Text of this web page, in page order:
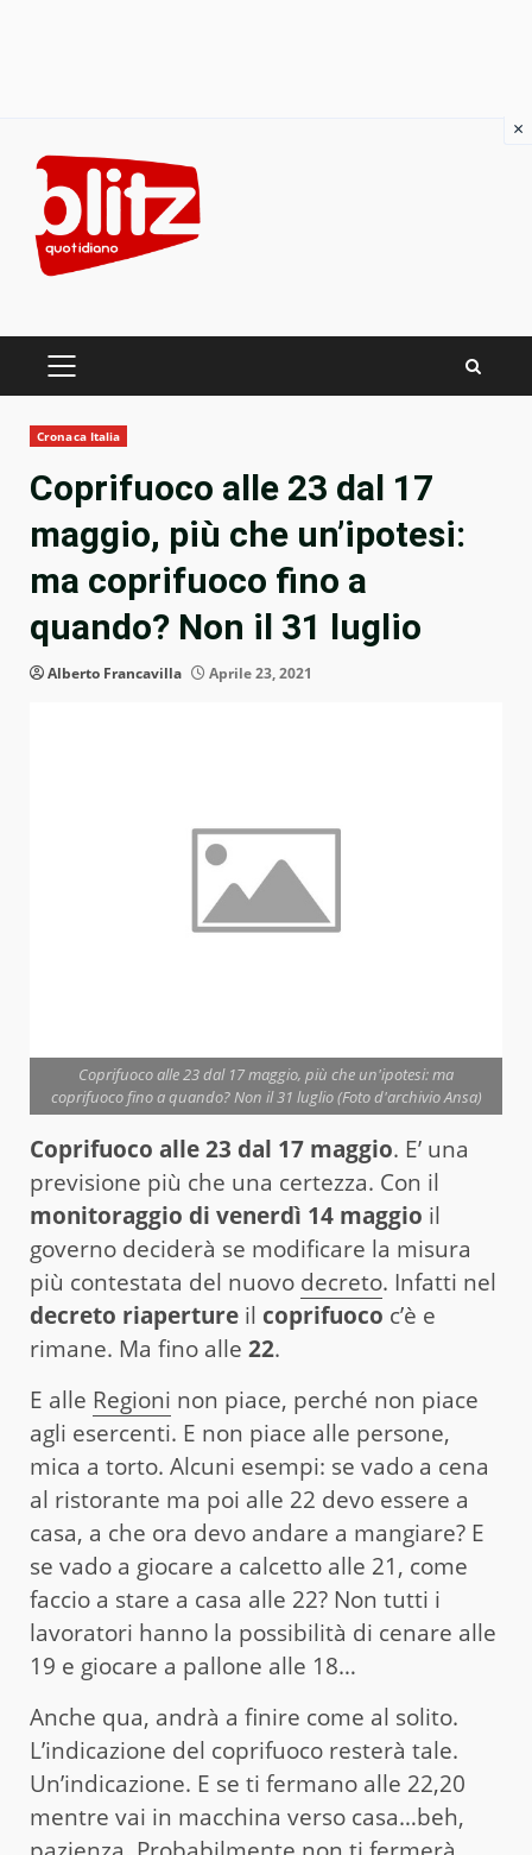
content
PRIMARY
Cronaca Italia
Coprifuoco alle 23 dal 17
maggio, più che un’ipotesi:
ma coprifuoco fino a
quando? Non il 31 luglio
Alberto Francavilla Aprile 23, 2021
Coprifuoco alle 23 dal 17 maggio, più che un'ipotesi: ma
coprifuoco fino a quando? Non il 31 luglio (Foto d'archivio Ansa)
Coprifuoco alle 23 dal 17 maggio. E’ una
previsione più che una certezza. Con il
monitoraggio di venerdì 14 maggio il
governo deciderà se modificare la misura
più contestata del nuovo decreto. Infatti nel
decreto riaperture il coprifuoco c’è e
rimane. Ma fino alle 22.
E alle Regioni non piace, perché non piace
agli esercenti. E non piace alle persone,
mica a torto. Alcuni esempi: se vado a cena
al ristorante ma poi alle 22 devo essere a
casa, a che ora devo andare a mangiare? E
se vado a giocare a calcetto alle 21, come
faccio a stare a casa alle 22? Non tutti i
lavoratori hanno la possibilità di cenare alle
19 e giocare a pallone alle 18…
Anche qua, andrà a finire come al solito.
L’indicazione del coprifuoco resterà tale.
Un’indicazione. E se ti fermano alle 22,20
mentre vai in macchina verso casa…beh,
×